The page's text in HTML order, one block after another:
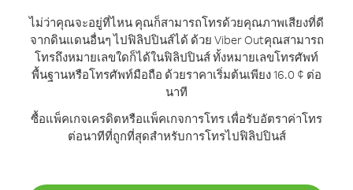
ไม่ว่าคุณจะอยู่ที่ไหน คุณก็สามารถโทรด้วยคุณภาพเสียงที่ดี
จากดินแดนอื่นๆ ไปฟิลิปปินส์ได้ ด้วย Viber Outคุณสามารถ
โทรถึงหมายเลขใดก็ได้ในฟิลิปปินส์ ทั้งหมายเลขโทรศัพท์
พื้นฐานหรือโทรศัพท์มือถือ ด้วยราคาเริ่มต้นเพียง 16.0 ¢ ต่อ
นาที
ซื้อแพ็คเกจเครดิตหรือแพ็คเกจการโทร เพื่อรับอัตราค่าโทร
ต่อนาทีที่ถูกที่สุดสำหรับการโทรไปฟิลิปปินส์